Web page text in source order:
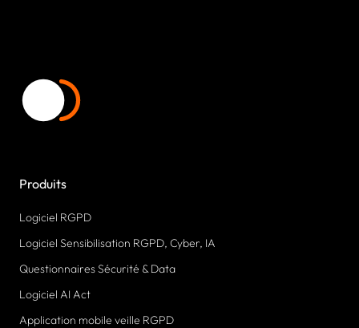
Produits
Logiciel RGPD
Logiciel Sensibilisation RGPD, Cyber, IA
Questionnaires Sécurité & Data
Logiciel AI Act
Application mobile veille RGPD